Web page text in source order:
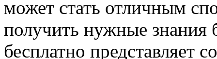
может стать отличным
получить нужные знания
бесплатно представляет